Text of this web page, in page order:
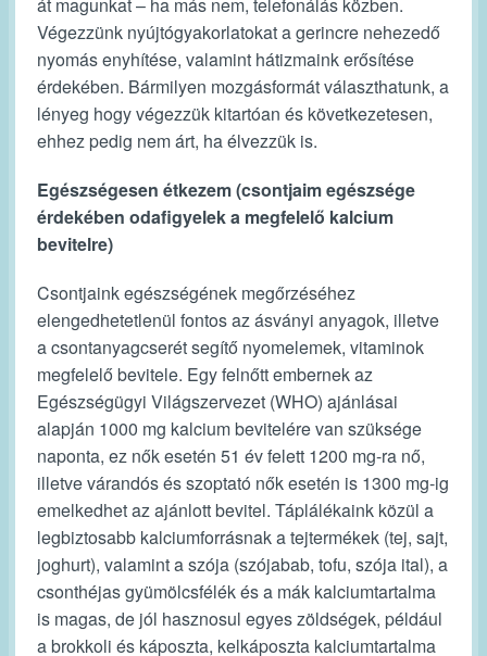
Végezzünk nyújtógyakorlatokat a gerincre nehezedő
nyomás enyhítése, valamint hátizmaink erősítése
érdekében. Bármilyen mozgásformát választhatunk, a
lényeg hogy végezzük kitartóan és következetesen,
ehhez pedig nem árt, ha élvezzük is.
Egészségesen étkezem (csontjaim egészsége
érdekében odafigyelek a megfelelő kalcium
bevitelre)
Csontjaink egészségének megőrzéséhez
elengedhetetlenül fontos az ásványi anyagok, illetve
a csontanyagcserét segítő nyomelemek, vitaminok
megfelelő bevitele. Egy felnőtt embernek az
Egészségügyi Világszervezet (WHO) ajánlásai
alapján 1000 mg kalcium bevitelére van szüksége
naponta, ez nők esetén 51 év felett 1200 mg-ra nő,
illetve várandós és szoptató nők esetén is 1300 mg-ig
emelkedhet az ajánlott bevitel. Táplálékaink közül a
legbiztosabb kalciumforrásnak a tejtermékek (tej, sajt,
joghurt), valamint a szója (szójabab, tofu, szója ital), a
csonthéjas gyümölcsfélék és a mák kalciumtartalma
is magas, de jól hasznosul egyes zöldségek, például
a brokkoli és káposzta, kelkáposzta kalciumtartalma